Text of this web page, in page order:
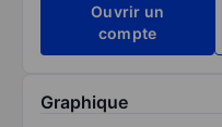
Ouvrir un
compte
Graphique